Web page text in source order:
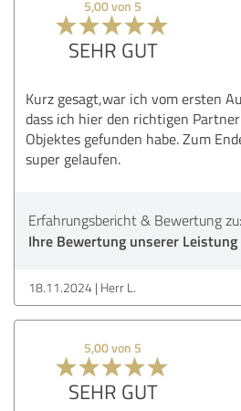
5,00 von 5
SEHR GUT
Kurz gesagt,war ich vom ersten
dass ich hier den richtigen
Objektes gefunden habe. Zum
super gelaufen.
Erfahrungsbericht & Bewertung zu:
Ihre Bewertung unserer Leistung
18.11.2024 Herr L.
5,00 von 5
SEHR GUT